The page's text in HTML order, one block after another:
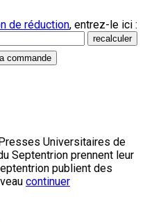
de réduction, entrez-le ici :
commande
Universitaires de
Septentrion prennent leur
publient des
continuer